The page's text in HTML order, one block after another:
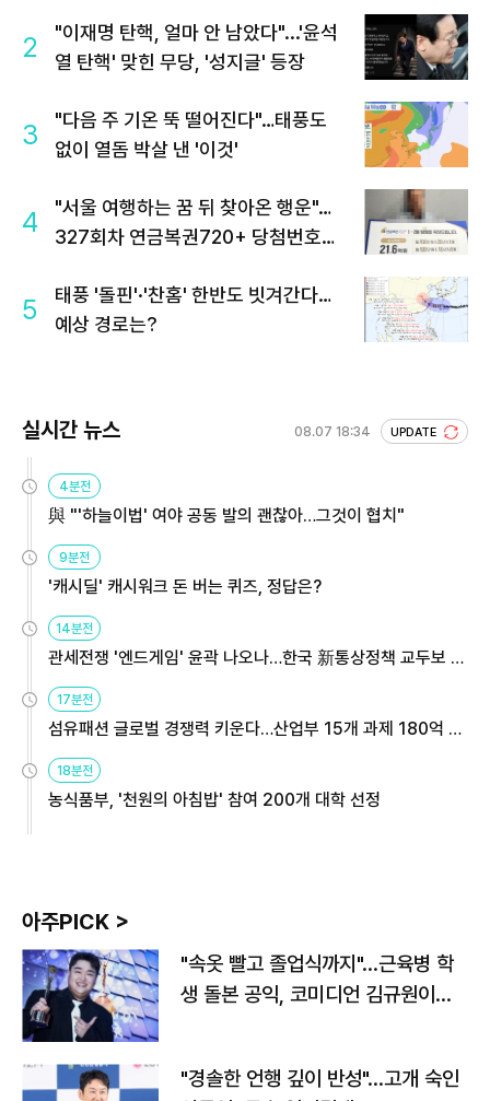
2
"이재명 탄핵, 얼마 안 남았다"...'윤석
열 탄핵' 맞힌 무당, '성지글' 등장
3
"다음 주 기온 뚝 떨어진다"…태풍도
없이 열돔 박살 낸 '이것'
4
"서울 여행하는 꿈 뒤 찾아온 행운"…
327회차 연금복권720+ 당첨번호조
5
태풍 '돌핀'·'찬홈' 한반도 빗겨간다…
예상 경로는?
실시간 뉴스 08.07 18:34 UPDATE
4분전
與 "'하늘이법' 여야 공동 발의 괜찮아…그것이 협치"
9분전
'캐시딜' 캐시워크 돈 버는 퀴즈, 정답은?
14분전
관세전쟁 '엔드게임' 윤곽 나오나…한국 新통상정책 교두보 활
용해야
17분전
섬유패션 글로벌 경쟁력 키운다…산업부 15개 과제 180억 지
원
18분전
농식품부, '천원의 아침밥' 참여 200개 대학 선정
아주PICK >
"속옷 빨고 졸업식까지"…근육병 학
생 돌본 공익, 코미디언 김규원이었
"경솔한 언행 깊이 반성"…고개 숙인